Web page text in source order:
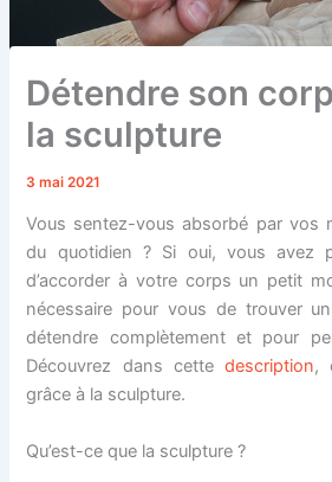
Détendre son
la sculpture
3 mai 2021
Vous sentez-vous absorbé par vos
du quotidien ? Si oui, vous avez
d’accorder à votre corps un petit
nécessaire pour vous de trouver
détendre complètement et pour
Découvrez dans cette description,
grâce à la sculpture.
Qu’est-ce que la sculpture ?